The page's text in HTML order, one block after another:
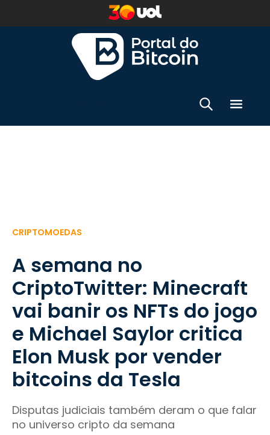
CRIPTOMOEDAS
A semana no
CriptoTwitter: Minecraft
vai banir os NFTs do jogo
e Michael Saylor critica
Elon Musk por vender
bitcoins da Tesla
Disputas judiciais também deram o que falar
no universo cripto da semana